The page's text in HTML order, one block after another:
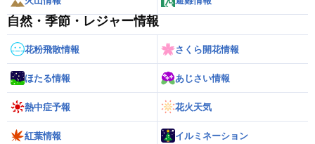
自然・季節・レジャー情報
花粉飛散情報 さくら開花情報
ほたる情報 あじさい情報
熱中症予報 花火天気
紅葉情報 イルミネーション